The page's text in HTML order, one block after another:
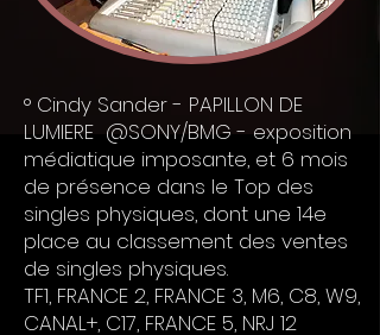
° Cindy Sander - PAPILLON DE
LUMIERE @SONY/BMG - exposition
médiatique imposante, et 6 mois
de présence dans le Top des
singles physiques, dont une 14e
place au classement des ventes
de singles physiques.
TF1, FRANCE 2, FRANCE 3, M6, C8, W9,
CANAL+, C17, FRANCE 5, NRJ 12